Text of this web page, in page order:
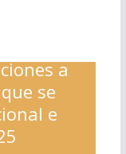
a
se
e